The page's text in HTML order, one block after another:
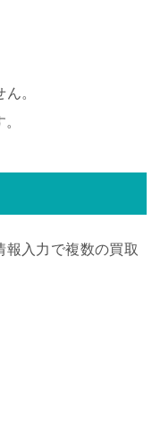
。
報入力で複数の買取